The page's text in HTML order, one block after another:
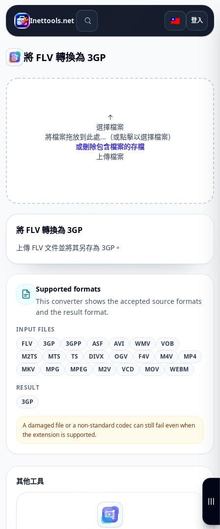
Inettools.net 搜尋工具 🇹🇼 登入
將 FLV 轉換為 3GP
↑
選擇檔案
將檔案拖放到此處...（或點擊以選擇檔案）
或刪除包含檔案的存檔
上傳檔案
將 FLV 轉換為 3GP
上傳 FLV 文件並將其另存為 3GP。
Supported formats
This converter shows the accepted source formats
and the result format.
INPUT FILES
FLV
3GP 3GPP ASF AVI WMV
VOB
M2TS
MTS TS DIVX OGV F4V M4V
MP4
MKV
MPG MPEG M2V VCD MOV WEBM
RESULT
3GP
A damaged file or a non-standard codec can still fail even when
the extension is supported.
其他工具